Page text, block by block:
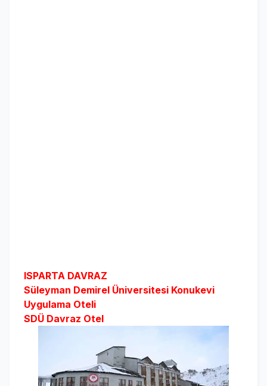
ISPARTA DAVRAZ
Süleyman Demirel Üniversitesi Konukevi
Uygulama Oteli
SDÜ Davraz Otel